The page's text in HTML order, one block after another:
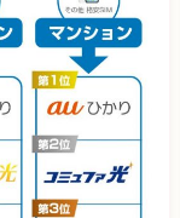
4,257円
2,147円
5,201円